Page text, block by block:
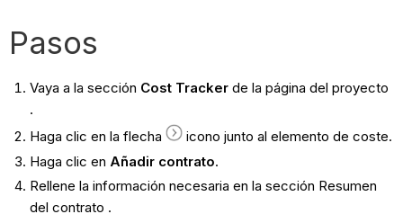
Pasos
Vaya a la sección Cost Trackerde la página del proyecto
.
Haga clic en la flecha
icono junto al elemento de coste.
Haga clic en Añadir contrato.
Rellene la información necesaria en la sección Resumen
del contrato .